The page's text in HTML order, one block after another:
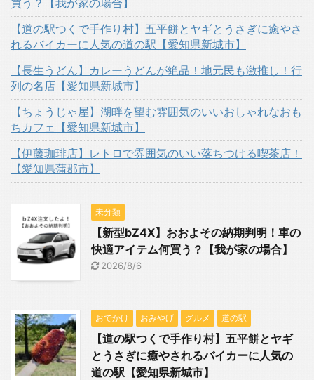
買う？【我が家の場合】
【道の駅つくで手作り村】五平餅とヤギとうさぎに癒やさ
れるバイカーに人気の道の駅【愛知県新城市】
【長生うどん】カレーうどんが絶品！地元民も激推し！行
列の名店【愛知県新城市】
【ちょうじゃ屋】湖畔を望む雰囲気のいいおしゃれなおも
ちカフェ【愛知県新城市】
【伊藤珈琲店】レトロで雰囲気のいい落ちつける喫茶店！
【愛知県蒲郡市】
未分類
【新型bZ4X】おおよその納期判明！車の
快適アイテム何買う？【我が家の場合】
2026/8/6
おでかけ おみやげ グルメ 道の駅
【道の駅つくで手作り村】五平餅とヤギ
とうさぎに癒やされるバイカーに人気の
道の駅【愛知県新城市】